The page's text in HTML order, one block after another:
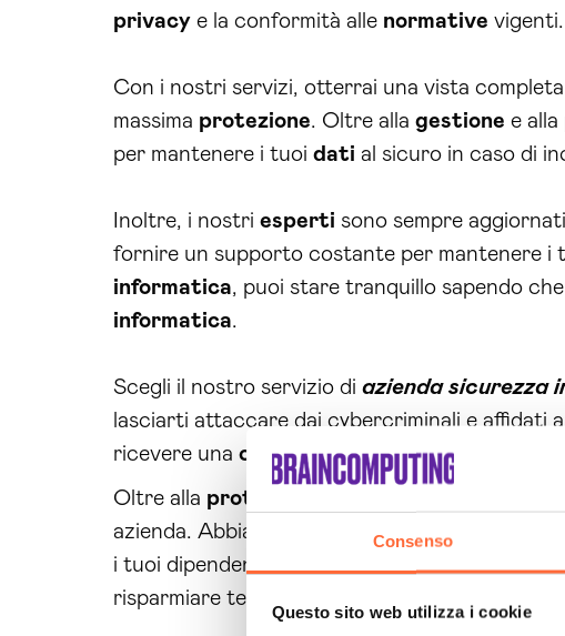
Consenso
Questo sito web utilizza i cookie
privacy e la conformità alle normative vigenti.
Con i nostri servizi, otterrai una vista
massima protezione. Oltre alla gestione e alla
per mantenere i tuoi dati al sicuro in caso di
Inoltre, i nostri esperti sono sempre
fornire un supporto costante per mantenere i
informatica, puoi stare tranquillo sapendo
informatica.
Scegli il nostro servizio di azienda sicurezza
lasciarti attaccare dai cybercriminali e affidati
ricevere una consulenzapersonalizzata e
Oltre alla protezione
azienda. Abbiamo un approccio olistico alla
i tuoi dipendenti, i tuoi clienti e la tua
risparmiare tempo e risorse preziose che